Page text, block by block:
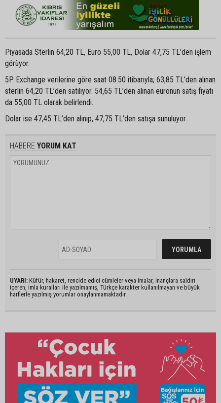
Piyasada Sterlin 64,20 TL, Euro 55,00 TL, Dolar 47,75 TL’den işlem
görüyor.
5P Exchange verilerine göre saat 08.50 itibarıyla; 63,85 TL’den alınan
sterlin 64,20 TL’den satılıyor. 54,65 TL’den alınan euronun satış fiyatı
da 55,00 TL olarak belirlendi.
Dolar ise 47,45 TL’den alınıp, 47,75 TL’den satışa sunuluyor.
HABERE YORUM KAT
UYARI: Küfür, hakaret, rencide edici cümleler veya imalar, inançlara saldırı
içeren, imla kuralları ile yazılmamış, Türkçe karakter kullanılmayan ve büyük
harflerle yazılmış yorumlar onaylanmamaktadır.